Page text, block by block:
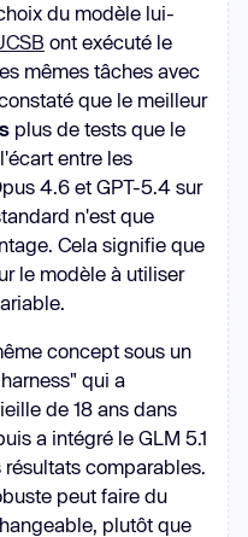
du modèle lui-
ont exécuté le
mêmes tâches avec
que le meilleur
plus de tests que le
entre les
4.6 et GPT-5.4 sur
n'est que
Cela signifie que
le modèle à utiliser
concept sous un
qui a
de 18 ans dans
a intégré le GLM 5.1
comparables.
peut faire du
plutôt que